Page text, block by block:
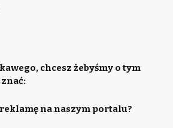
chcesz żebyśmy o tym
na naszym portalu?